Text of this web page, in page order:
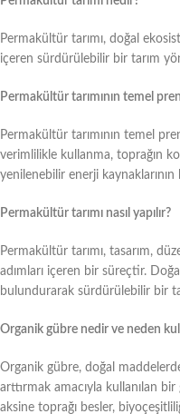
Permakültür tarımı, doğal
içeren sürdürülebilir bir tarım
Permakültür tarımının temel
Permakültür tarımının temel
verimlilikle kullanma, toprağın
yenilenebilir enerji kaynaklarının
Permakültür tarımı nasıl yapılır?
Permakültür tarımı, tasarım,
adımları içeren bir süreçtir.
bulundurarak sürdürülebilir bir
Organik gübre nedir ve neden
Organik gübre, doğal
arttırmak amacıyla kullanılan
aksine toprağı besler,